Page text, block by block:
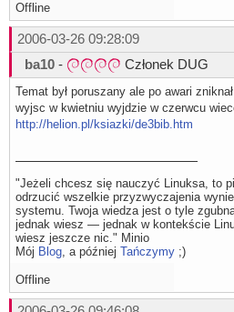
Offline
2006-03-26 09:28:09
ba10 - Członek DUG
Temat był poruszany ale po awari
wyjsc w kwietniu wyjdzie w czerwcu
http://helion.pl/ksiazki/de3bib.htm
"Jeżeli chcesz się nauczyć Linuksa, to
odrzucić wszelkie przyzwyczajenia
systemu. Twoja wiedza jest o tyle
jednak wiesz — jednak w kontekście
wiesz jeszcze nic." Minio
Mój Blog, a później Tańczymy ;)
Offline